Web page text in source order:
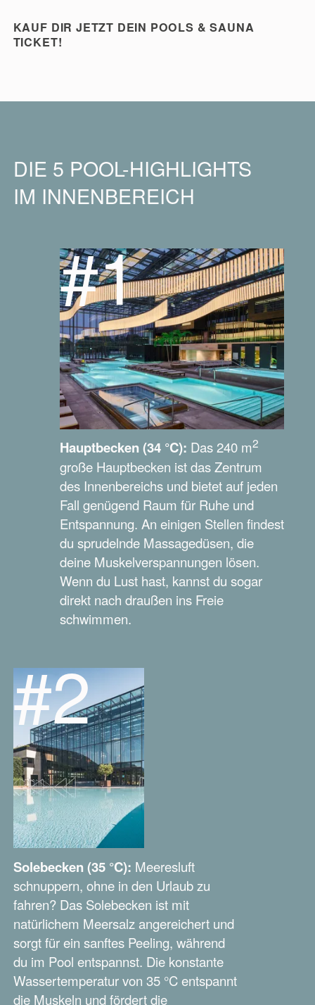
KAUF DIR JETZT DEIN POOLS & SAUNA
TICKET!
DIE 5 POOL-HIGHLIGHTS
IM INNENBEREICH
#1
Hauptbecken (34 °C): Das 240 m2
große Hauptbecken ist das Zentrum
des Innenbereichs und bietet auf jeden
Fall genügend Raum für Ruhe und
Entspannung. An einigen Stellen findest
du sprudelnde Massagedüsen, die
deine Muskelverspannungen lösen.
Wenn du Lust hast, kannst du sogar
direkt nach draußen ins Freie
schwimmen.
#2
Solebecken (35 °C): Meeresluft
schnuppern, ohne in den Urlaub zu
fahren? Das Solebecken ist mit
natürlichem Meersalz angereichert und
sorgt für ein sanftes Peeling, während
du im Pool entspannst. Die konstante
Wassertemperatur von 35 °C entspannt
die Muskeln und fördert die